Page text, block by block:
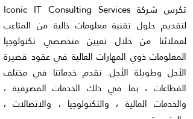
تكرس شركة Iconic IT Consulting Services
لتقديم حلول تقنية معلومات خالية من المتاعب
لعملائنا من خلال تعيين متخصصي تكنولوجيا
المعلومات ذوي المهارات العالية في عقود قصيرة
الأجل وطويلة الأجل. نقدم خدماتنا في مختلف
القطاعات ، بما في ذلك الخدمات المصرفية ،
والخدمات المالية ، والتكنولوجيا ، والاتصالات ،